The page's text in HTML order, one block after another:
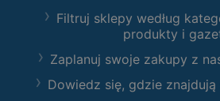
Filtruj sklepy według
produkty i
Zaplanuj swoje zakupy z
Dowiedz się, gdzie